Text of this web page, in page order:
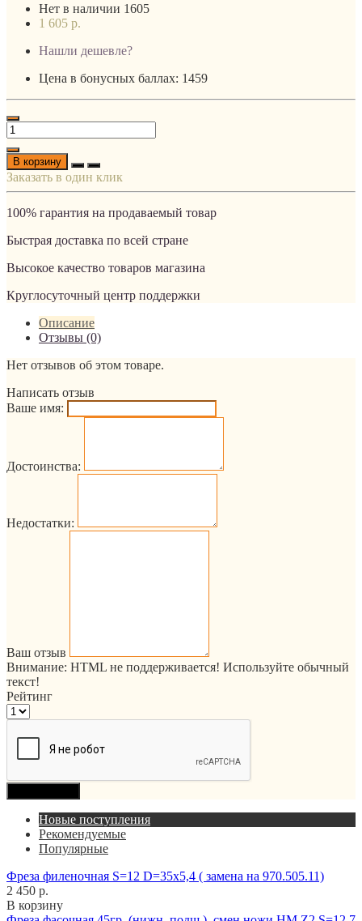
Нет в наличии 1605
1 605 р.
Нашли дешевле?
Цена в бонусных баллах: 1459
В корзину
Заказать в один клик
100% гарантия на продаваемый товар
Быстрая доставка по всей стране
Высокое качество товаров магазина
Круглосуточный центр поддержки
Описание
Отзывы (0)
Нет отзывов об этом товаре.
Написать отзыв
Ваше имя:
Достоинства:
Недостатки:
Ваш отзыв
Внимание: HTML не поддерживается! Используйте обычный
текст!
Рейтинг
Новые поступления
Рекомендуемые
Популярные
Фреза филеночная S=12 D=35x5,4 ( замена на 970.505.11)
2 450 р.
В корзину